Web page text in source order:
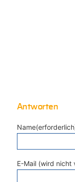
Antworten
E-Mail (wird